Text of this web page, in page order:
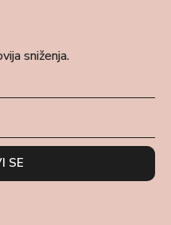
sniženja.
SE